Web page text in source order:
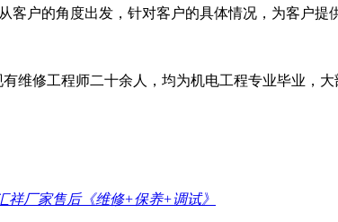
客户的角度出发，针对客户的具体情况，为客户
维修工程师二十余人，均为机电工程专业毕业，
祥厂家售后《维修+保养+调试》